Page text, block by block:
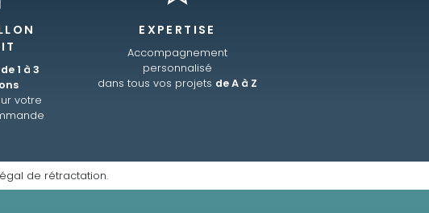
de 1 à 3
votre
EXPERTISE
Accompagnement
personnalisé
dans tous vos projets de A à Z
de rétractation.